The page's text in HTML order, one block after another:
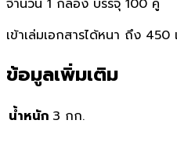
เข้าเล่มเอกสารได้หนา ถึง 450
ข้อมูลเพิ่มเติม
น้ำหนัก 3 กก.